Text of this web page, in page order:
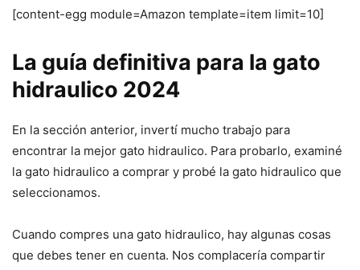
[content-egg module=Amazon template=item limit=10]
La guía definitiva para la gato
hidraulico 2024
En la sección anterior, invertí mucho trabajo para
encontrar la mejor gato hidraulico. Para probarlo, examiné
la gato hidraulico a comprar y probé la gato hidraulico que
seleccionamos.
Cuando compres una gato hidraulico, hay algunas cosas
que debes tener en cuenta. Nos complacería compartir